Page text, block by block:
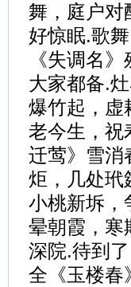
舞，庭户对
好惊眠.歌
《失调名
大家都备.
爆竹起，虚
老今生，祝
迁莺》雪消
炬，几处玳
小桃新坼，
晕朝霞，寒
深院.待到
全《玉楼春